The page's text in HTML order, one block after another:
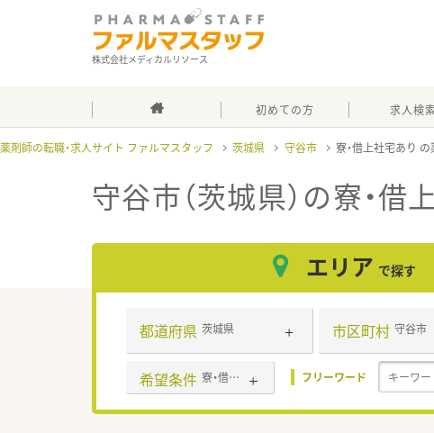
株式会社メディカルリソース
初めての方 求人検索
薬剤師の転職・求人サイト ファルマスタッフ 茨城県 守谷市 寮・借上社宅あり
守谷市（茨城県）の寮・借
エリア で探す
都道府県 茨城県 市区町村 守谷市
希望条件 寮・借上社宅あり フリーワード